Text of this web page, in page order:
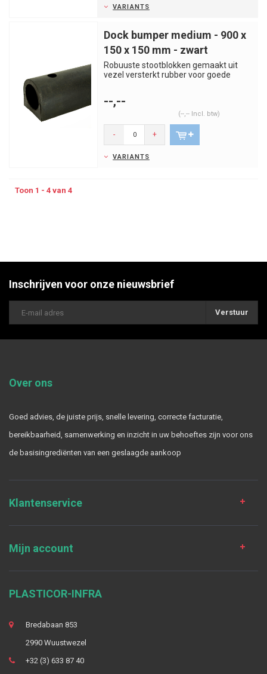
VARIANTS
Dock bumper medium - 900 x
150 x 150 mm - zwart
Robuuste stootblokken gemaakt uit
vezel versterkt rubber voor goede
--,--
(--,-- Incl. btw)
- +
VARIANTS
Toon 1 - 4 van 4
Inschrijven voor onze nieuwsbrief
Verstuur
Over ons
Goed advies, de juiste prijs, snelle levering, correcte facturatie,
bereikbaarheid, samenwerking en inzicht in uw behoeftes zijn voor ons
de basisingrediënten van een geslaagde aankoop
Klantenservice
Mijn account
PLASTICOR-INFRA
Bredabaan 853
2990 Wuustwezel
+32 (3) 633 87 40